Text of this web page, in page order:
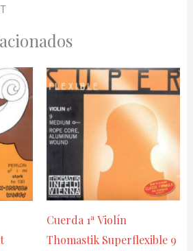
Cuerda 1ª Violín
Thomastik Superflexible 9